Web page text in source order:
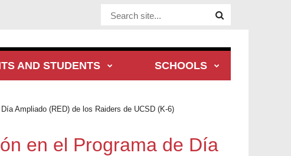
Website Site
AND STUDENTS SCHOOLS
Ampliado (RED) de los Raiders de UCSD (K-6)
en el Programa de Día